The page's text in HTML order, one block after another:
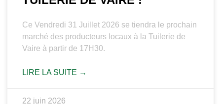
Ce Vendredi 31 Juillet 2026 se tiendra le prochain
marché des producteurs locaux à la Tuilerie de
Vaire à partir de 17H30.
LIRE LA SUITE →
22 juin 2026